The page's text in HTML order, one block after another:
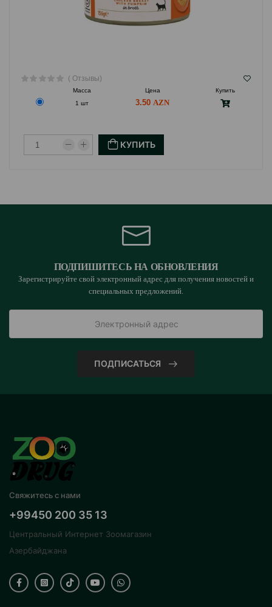
( Отзывы)
Масса Цена
Купить
1 шт
3.50
КУПИТЬ
ПОДПИШИТЕСЬ НА ОБНОВЛЕНИЯ
Зарегистрируйте свой электронный адрес для получения новостей и
специальных предложений.
ПОДПИСАТЬСЯ
Свяжитесь с нами
+99450 200 35 13
Центральный Интернет Зоомагазин
Азербайджана